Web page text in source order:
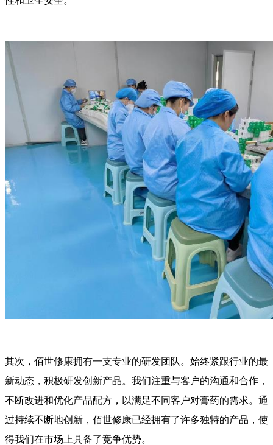
其次，佰世修康拥有一支专业的研发团队。始终紧跟行业的最
新动态，积极研发创新产品。我们注重与客户的沟通和合作，
不断改进和优化产品配方，以满足不同客户对膏药的需求。通
过持续不断地创新，佰世修康已经拥有了许多独特的产品，使
得我们在市场上具备了竞争优势。